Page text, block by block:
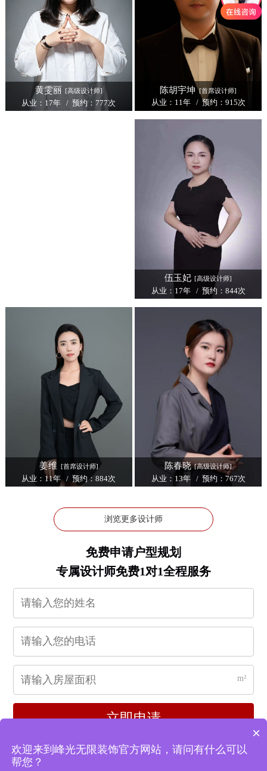
黄雯丽 [高级设计师]
从业：17年 / 预约：777次
陈胡宇坤 [首席设计师]
从业：11年 / 预约：915次
伍玉妃 [高级设计师]
从业：17年 / 预约：844次
姜维 [首席设计师]
从业：11年 / 预约：884次
陈春晓 [高级设计师]
从业：13年 / 预约：767次
浏览更多设计师
免费申请户型规划
专属设计师免费1对1全程服务
m²
立即申请
×
欢迎来到峰光无限装饰官方网站，请问有什么可以
帮您？